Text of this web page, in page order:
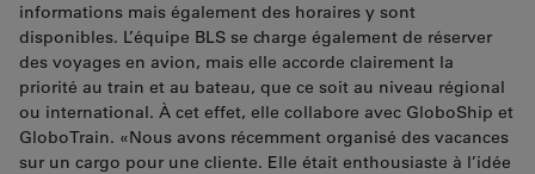
informations mais également des horaires y sont
disponibles. L’équipe BLS se charge également de réserver
des voyages en avion, mais elle accorde clairement la
priorité au train et au bateau, que ce soit au niveau régional
ou international. À cet effet, elle collabore avec GloboShip et
GloboTrain. «Nous avons récemment organisé des vacances
sur un cargo pour une cliente. Elle était enthousiaste à l’idée